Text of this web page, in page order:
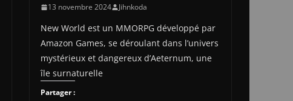
13 novembre 2024 Jihnkoda
New World est un MMORPG développé par
Amazon Games, se déroulant dans l’univers
mystérieux et dangereux d’Aeternum, une
île surnaturelle
Partager :